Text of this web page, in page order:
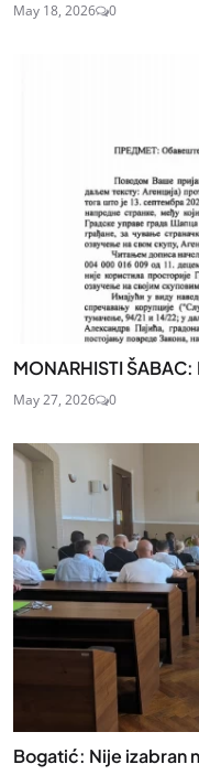
May 18, 2026 0
MONARHISTI
May 27, 2026 0
Bogatić: Nije izabran